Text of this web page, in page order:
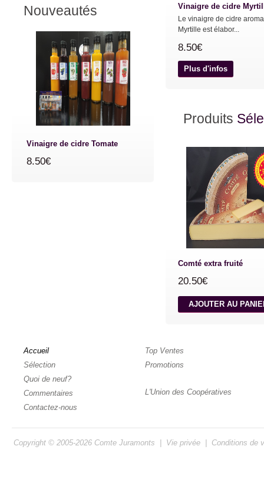
Vinaigre de cidre
Le vinaigre de cidre
Myrtille est élabor...
8.50€
Plus d'infos
Produits
Comté extra fruité
20.50€
AJOUTER AU
Nouveautés
Vinaigre de cidre Tomate
8.50€
Accueil
Sélection
Quoi de neuf?
Commentaires
Contactez-nous
Top Ventes
Promotions
L'Union des Coopératives
Copyright © 2005-2026 Comte Juramonts Vie privée Conditions de